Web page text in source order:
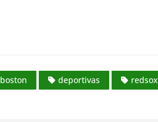
boston deportivas redsox